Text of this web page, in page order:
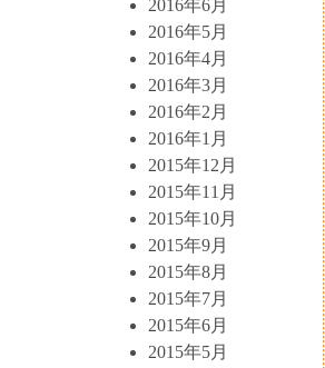
2016年6月
2016年5月
2016年4月
2016年3月
2016年2月
2016年1月
2015年12月
2015年11月
2015年10月
2015年9月
2015年8月
2015年7月
2015年6月
2015年5月